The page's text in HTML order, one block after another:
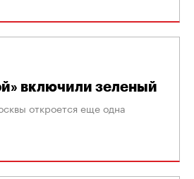
включили зеленый
откроется еще одна